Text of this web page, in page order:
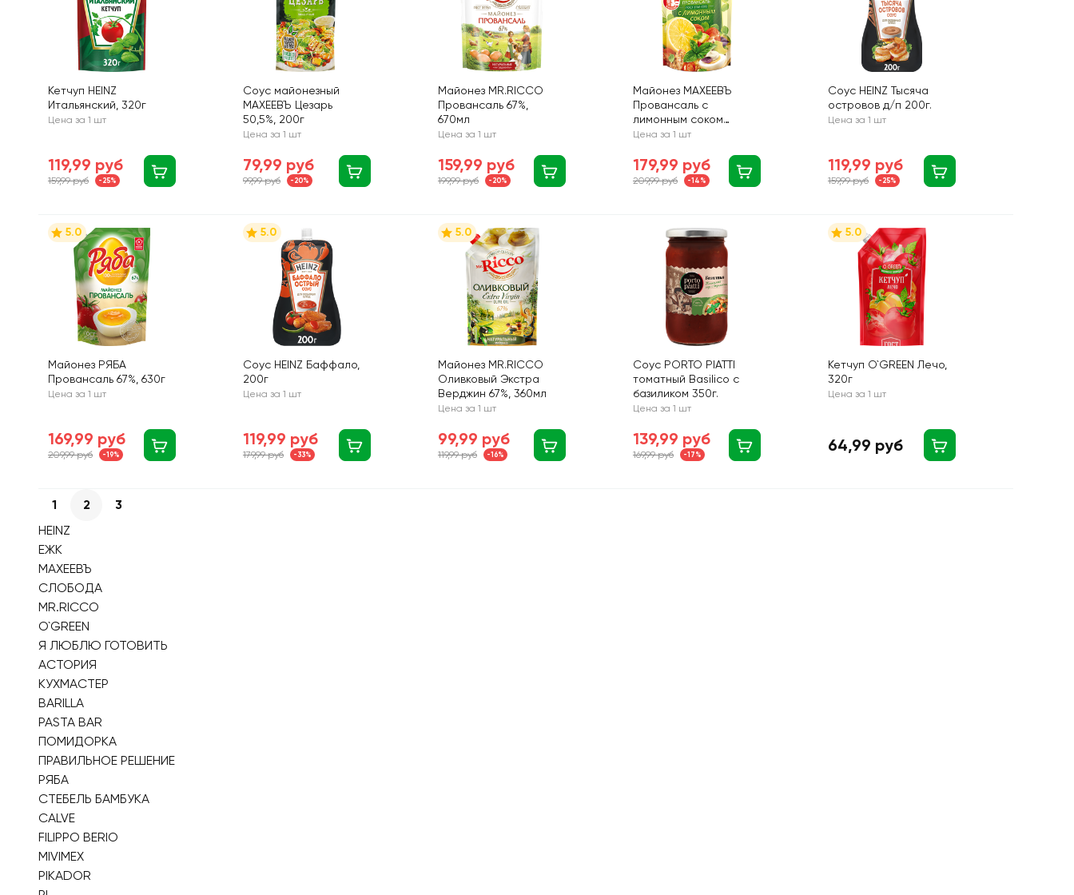
Кетчуп HEINZ
Итальянский, 320г
Цена за 1 шт
119,99 руб
159,99 руб -25%
Соус майонезный
МАХЕЕВЪ Цезарь
50,5%, 200г
Цена за 1 шт
79,99 руб
99,99 руб -20%
Майонез MR.RICCO
Провансаль 67%,
670мл
Цена за 1 шт
159,99 руб
199,99 руб -20%
Майонез МАХЕЕВЪ
Провансаль с
лимонным соком
50,5%, 770г
Цена за 1 шт
179,99 руб
209,99 руб -14%
Соус HEINZ Тысяча
островов д/п 200г.
Цена за 1 шт
119,99 руб
159,99 руб -25%
5.0
Майонез РЯБА
Провансаль 67%, 630г
Цена за 1 шт
169,99 руб
209,99 руб -19%
5.0
Соус HEINZ Баффало,
200г
Цена за 1 шт
119,99 руб
179,99 руб -33%
5.0
Майонез MR.RICCO
Оливковый Экстра
Верджин 67%, 360мл
Цена за 1 шт
99,99 руб
119,99 руб -16%
Соус PORTO PIATTI
томатный Basilico с
базиликом 350г.
Цена за 1 шт
139,99 руб
169,99 руб -17%
5.0
Кетчуп O`GREEN Лечо,
320г
Цена за 1 шт
64,99 руб
1 2
3
HEINZ
ЕЖК
МАХЕЕВЪ
СЛОБОДА
MR.RICCO
O`GREEN
Я ЛЮБЛЮ ГОТОВИТЬ
АСТОРИЯ
КУХМАСТЕР
BARILLA
PASTA BAR
ПОМИДОРКА
ПРАВИЛЬНОЕ РЕШЕНИЕ
РЯБА
СТЕБЕЛЬ БАМБУКА
CALVE
FILIPPO BERIO
MIVIMEX
PIKADOR